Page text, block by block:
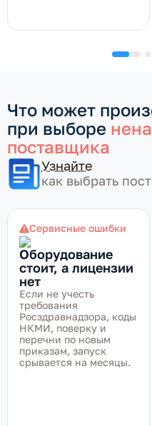
Что может
при выборе
поставщика
Узнайте
как выбрать
Сервисные ошибки
Оборудование
стоит, а лицензии
нет
Если не учесть
требования
Росздравнадзора, коды
НКМИ, поверку и
перечни по новым
приказам, запуск
срывается на месяцы.